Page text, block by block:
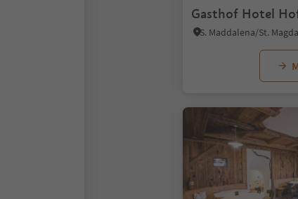
Gasthof Hotel